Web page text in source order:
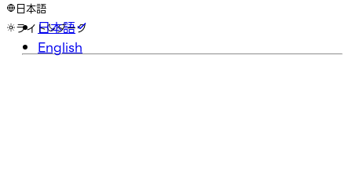
日本語
日本語
English
ライト ダーク